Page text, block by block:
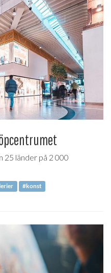
25 länder på 2 000
#konst